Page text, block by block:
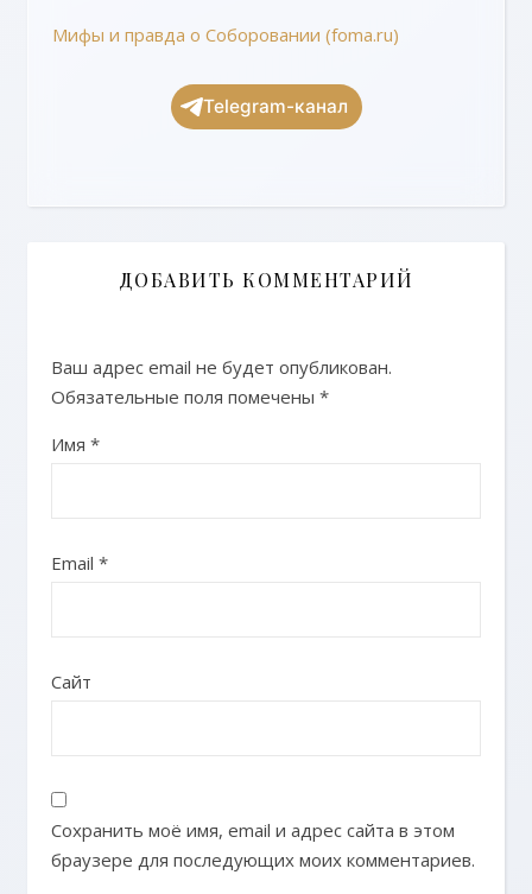
Мифы и правда о Соборовании (foma.ru)
Telegram-канал
ДОБАВИТЬ КОММЕНТАРИЙ
Ваш адрес email не будет опубликован.
Обязательные поля помечены *
Имя *
Email *
Сайт
Сохранить моё имя, email и адрес сайта в этом
браузере для последующих моих комментариев.